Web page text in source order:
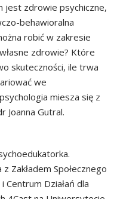
jest zdrowie psychiczne,
behawioralna
robić w zakresie
zdrowie? Które
skuteczności, ile trwa
we
miesza się z
Joanna Gutral.
Zakładem Społecznego
Centrum Działań dla